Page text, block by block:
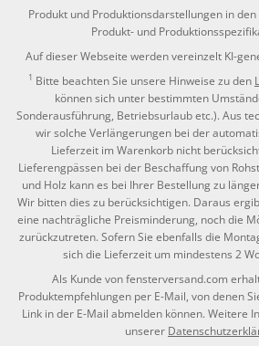
Produkt und Produktionsdarstellungen in
Produkt- und
Auf dieser Webseite werden vereinzelt KI-
1 Bitte beachten Sie unsere Hinweise zu den
können sich unter bestimmten
Sonderausführung, Betriebsurlaub etc.). Aus
wir solche Verlängerungen bei der
Lieferzeit im Warenkorb nicht
Lieferengpässen bei der Beschaffung von
und Holz kann es bei Ihrer Bestellung zu
Wir bitten dies zu berücksichtigen. Daraus
eine nachträgliche Preisminderung, noch die
zurückzutreten. Sofern Sie ebenfalls die
sich die Lieferzeit um mindestens 2
Als Kunde von fensterversand.com
Produktempfehlungen per E-Mail, von denen
Link in der E-Mail abmelden können. Weitere
unserer